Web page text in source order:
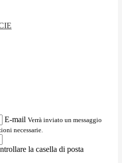
E-mail Verrà inviato un messaggio
necessarie.
la casella di posta